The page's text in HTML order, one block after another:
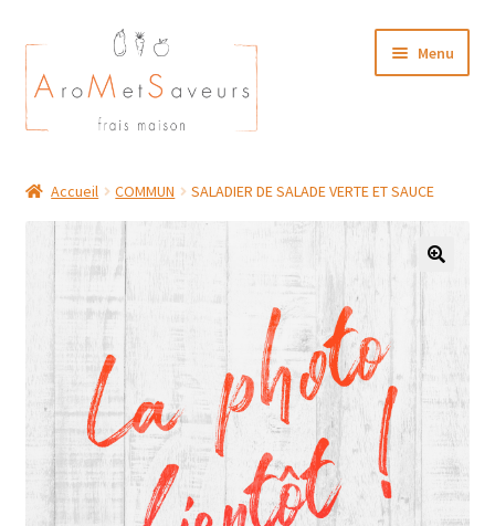
Aller
à
la
navigation
Aller
au
contenu
Menu
Plat du Jour/ Menu Week end
NOS BOUTIQUES
Accueil COMMUN SALADIER DE SALADE VERTE ET SAUCE